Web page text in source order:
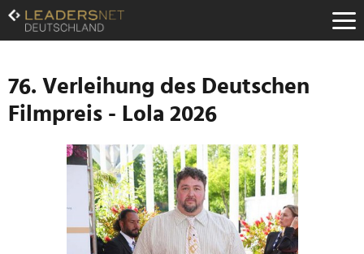
Zum
Inhalt
Zur
Navigation
Zur
Hauptnavigation
76. Verleihung des Deutschen
Filmpreis - Lola 2026